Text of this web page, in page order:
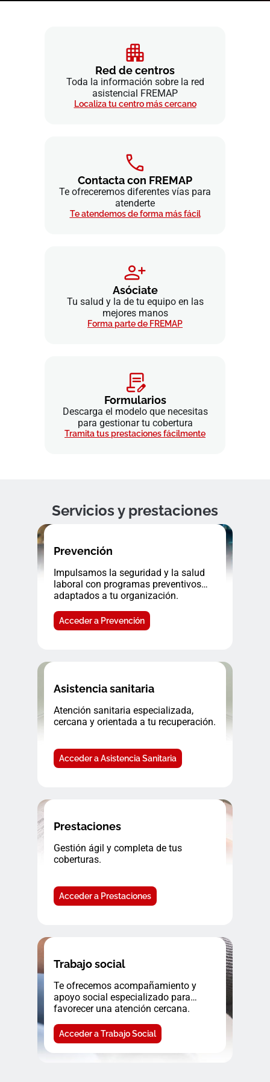
Red de centros
Toda la información sobre la red
asistencial FREMAP
Localiza tu centro más cercano
Contacta con FREMAP
Te ofreceremos diferentes vías para
atenderte
Te atendemos de forma más fácil
Asóciate
Tu salud y la de tu equipo en las
mejores manos
Forma parte de FREMAP
Formularios
Descarga el modelo que necesitas
para gestionar tu cobertura
Tramita tus prestaciones fácilmente
Servicios y prestaciones
Prevención
Impulsamos la seguridad y la salud
laboral con programas preventivos
adaptados a tu organización.
Acceder a Prevención
Asistencia sanitaria
Atención sanitaria especializada,
cercana y orientada a tu recuperación.
Acceder a Asistencia Sanitaria
Prestaciones
Gestión ágil y completa de tus
coberturas.
Acceder a Prestaciones
Trabajo social
Te ofrecemos acompañamiento y
apoyo social especializado para
favorecer una atención cercana.
Acceder a Trabajo Social